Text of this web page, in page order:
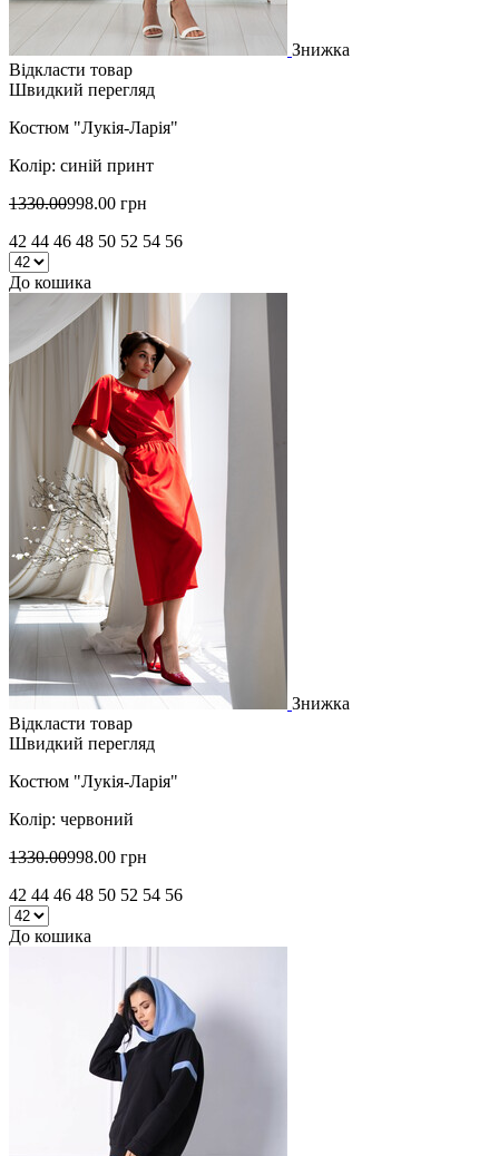
Знижка
Відкласти товар
Швидкий перегляд
Костюм "Лукія-Ларія"
Колір: синій принт
1330.00998.00 грн
42 44 46 48 50 52 54 56
До кошика
Знижка
Відкласти товар
Швидкий перегляд
Костюм "Лукія-Ларія"
Колір: червоний
1330.00998.00 грн
42 44 46 48 50 52 54 56
До кошика